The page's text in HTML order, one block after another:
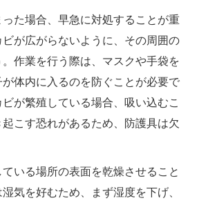
た場合、早急に対処することが重
が広がらないように、その周囲の
作業を行う際は、マスクや手袋を
体内に入るのを防ぐことが必要で
が繁殖している場合、吸い込むこ
こす恐れがあるため、防護具は欠
いる場所の表面を乾燥させること
気を好むため、まず湿度を下げ、